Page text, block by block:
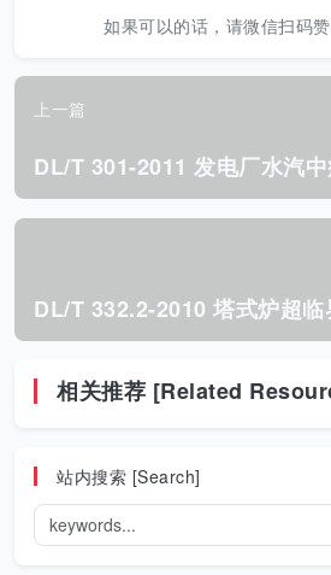
如果可以的话，请微信扫码
上一篇
相关推荐 [Related
站内搜索 [Search]